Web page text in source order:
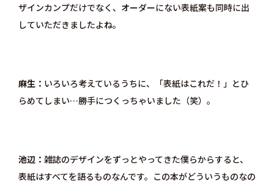
ザインカンプだけでなく、オーダーにない表紙案も同時に出
していただきましたよね。
麻生
いろいろ考えているうちに、「表紙はこれだ！」とひ
らめてしまい…勝手につくっちゃいました（笑）。
池辺
雑誌のデザインをずっとやってきた僕らからすると、
表紙はすべてを語るものなんです。この本がどういうものなの